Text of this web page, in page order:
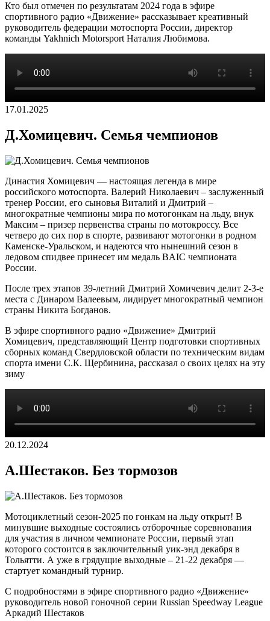
Кто был отмечен по результатам 2024 года в эфире
спортивного радио «Движение» рассказывает креативный
руководитель федерации мотоспорта России, директор
команды Yakhnich Motorsport Наталия Любимова.
17.01.2025
Д.Хомицевич. Семья чемпионов
Династия Хомицевич — настоящая легенда в мире
российского мотоспорта. Валерий Николаевич – заслуженный
тренер России, его сыновья Виталий и Дмитрий –
многократные чемпионы мира по мотогонкам на льду, внук
Максим – призер первенства страны по мотокроссу. Все
четверо до сих пор в спорте, развивают мотогонки в родном
Каменске-Уральском, и надеются что нынешний сезон в
ледовом спидвее принесет им медаль BAIC чемпионата
России.
После трех этапов 39-летний Дмитрий Хомичевич делит 2-3-е
места с Динаром Валеевым, лидирует многократный чемпион
страны Никита Богданов.
В эфире спортивного радио «Движение» Дмитрий
Хомицевич, представляющий Центр подготовки спортивных
сборных команд Свердловской области по техническим видам
спорта имени С.К. Щербинина, рассказал о своих целях на эту
зиму
20.12.2024
А.Шестаков. Без тормозов
Мотоциклетный сезон-2025 по гонкам на льду открыт! В
минувшие выходные состоялись отборочные соревнования
для участия в личном чемпионате России, первый этап
которого состоится в заключительный уик-энд декабря в
Тольятти. А уже в грядущие выходные – 21-22 декабря —
стартует командный турнир.
С подробностями в эфире спортивного радио «Движение»
руководитель новой гоночной серии Russian Speedway League
Аркадий Шестаков